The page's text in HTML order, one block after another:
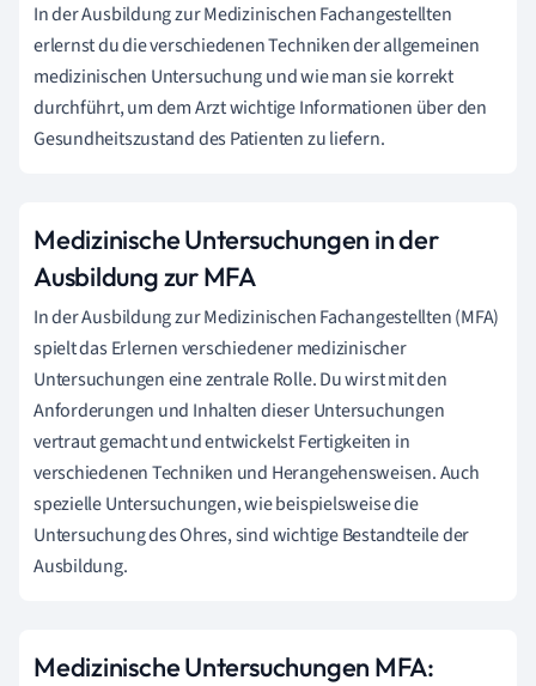
In der Ausbildung zur Medizinischen Fachangestellten
erlernst du die verschiedenen Techniken der allgemeinen
medizinischen Untersuchung und wie man sie korrekt
durchführt, um dem Arzt wichtige Informationen über den
Gesundheitszustand des Patienten zu liefern.
Medizinische Untersuchungen in der
Ausbildung zur MFA
In der Ausbildung zur Medizinischen Fachangestellten (MFA)
spielt das Erlernen verschiedener medizinischer
Untersuchungen eine zentrale Rolle. Du wirst mit den
Anforderungen und Inhalten dieser Untersuchungen
vertraut gemacht und entwickelst Fertigkeiten in
verschiedenen Techniken und Herangehensweisen. Auch
spezielle Untersuchungen, wie beispielsweise die
Untersuchung des Ohres, sind wichtige Bestandteile der
Ausbildung.
Medizinische Untersuchungen MFA: